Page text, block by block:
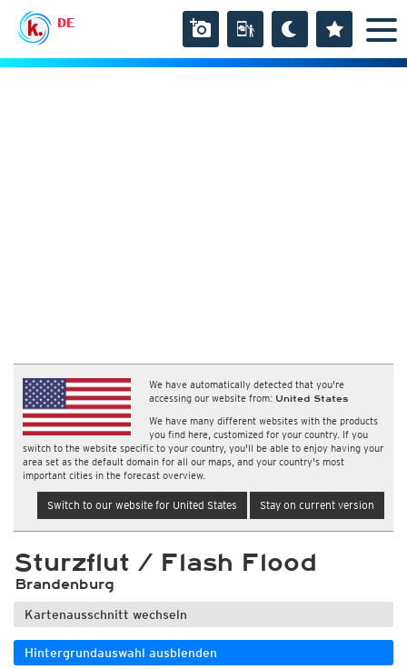
DE
We have automatically detected that you're
accessing our website from: United States
We have many different websites with the products
you find here, customized for your country. If you
switch to the website specific to your country, you'll be able to enjoy having your
area set as the default domain for all our maps, and your country's most
important cities in the forecast overview.
Switch to our website for United States Stay on current version
Sturzflut / Flash Flood
Brandenburg
Kartenausschnitt wechseln
Hintergrundauswahl ausblenden